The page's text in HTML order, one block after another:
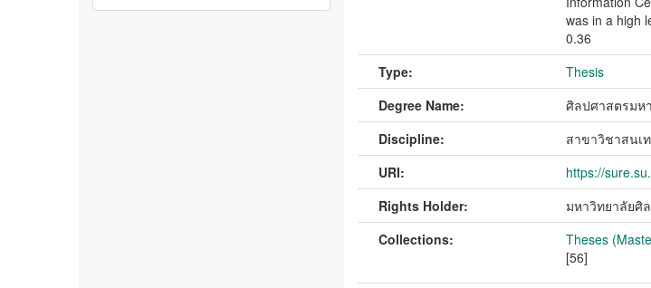
was in a high
0.36
Type:
Thesis
Degree Name:
ศิลปศาสตรม
Discipline:
สาขาวิชาสนเ
URI:
https://
Rights Holder:
มหาวิทยาลัยศิ
Collections:
Theses
[56]